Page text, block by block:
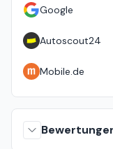
Google
Autoscout24
Mobile.de